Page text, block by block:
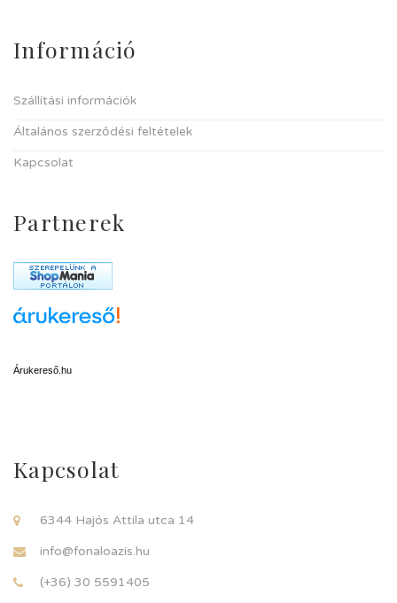
Információ
Szállítási információk
Általános szerződési feltételek
Kapcsolat
Partnerek
Árukereső.hu
Kapcsolat
6344 Hajós Attila utca 14
info@fonaloazis.hu
(+36) 30 5591405